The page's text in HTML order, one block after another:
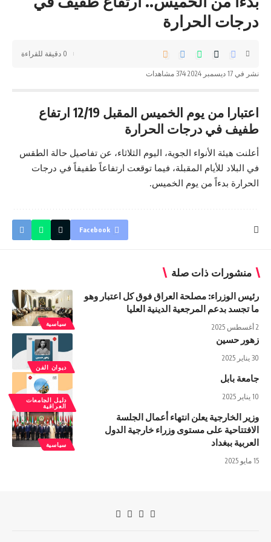
درجات الحرارة
نشر في 17 ديسمبر 2024 374 مشاهدات
0 دقيقة للقراءة
اعتبارا من یوم الخمیس المقبل 12/19 ارتفاع
طفیف في درجات الحرارة‌
أعلنت هيئة الأنواء الجوية، اليوم الثلاثاء، عن تفاصيل حالة الطقس
في البلاد للأيام المقبلة، فيما توقعت ارتفاعاً طفيفاً في درجات
الحرارة بدءاً من يوم الخميس.
Facebook
منشورات ذات صلة
سياسية
رئيس الوزراء: مصلحة العراق فوق كل اعتبار وهو
ما تجسد بدعم المرجعية الدينية العليا
2 أغسطس 2025
ديوان الفن
زهور حسين
30 يناير 2025
دليل الجامعات
العراقية
جامعة بابل
10 يناير 2025
سياسية
وزير الخارجية يعلن انتهاء أعمال الجلسة
الافتتاحية على مستوى وزراء خارجية الدول
العربية ببغداد
15 مايو 2025